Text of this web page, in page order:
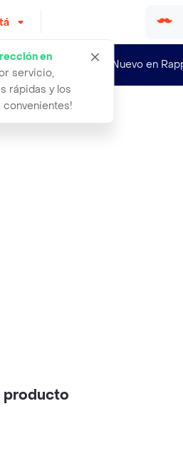
en
servicio,
rápidas y los
¿Nuevo en
producto